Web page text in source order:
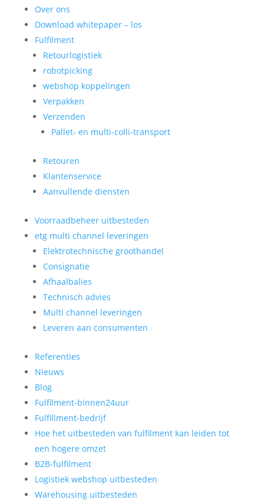
Over ons
Download whitepaper – los
Fulfilment
Retourlogistiek
robotpicking
webshop koppelingen
Verpakken
Verzenden
Pallet- en multi-colli-transport
Retouren
Klantenservice
Aanvullende diensten
Voorraadbeheer uitbesteden
etg multi channel leveringen
Elektrotechnische groothandel
Consignatie
Afhaalbalies
Technisch advies
Multi channel leveringen
Leveren aan consumenten
Referenties
Nieuws
Blog
Fulfilment-binnen24uur
Fulfillment-bedrijf
Hoe het uitbesteden van fulfilment kan leiden tot
een hogere omzet
B2B-fulfilment
Logistiek webshop uitbesteden
Warehousing uitbesteden